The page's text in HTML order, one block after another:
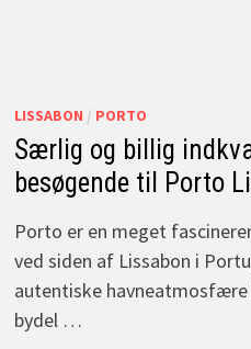
LISSABON / PORTO
Særlig og billig
besøgende til Porto
Porto er en meget
ved siden af Lissabon i
autentiske havneatmosfære
bydel …